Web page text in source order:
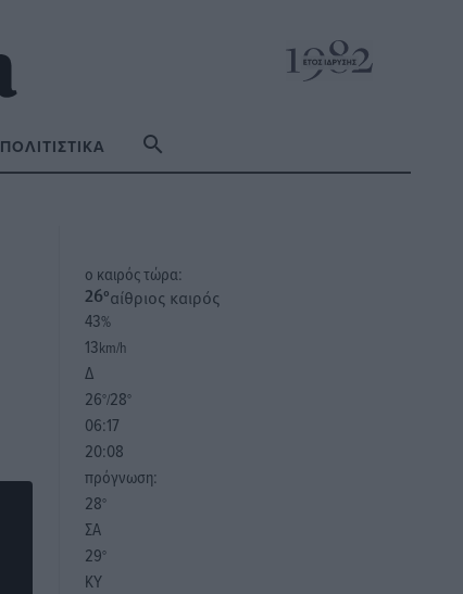
ΠΟΛΙΤΙΣΤΙΚΆ
o καιρός τώρα:
26°αίθριος καιρός
43%
13km/h
Δ
26°/28°
06:17
20:08
πρόγνωση:
28°
ΣΑ
29°
ΚΥ